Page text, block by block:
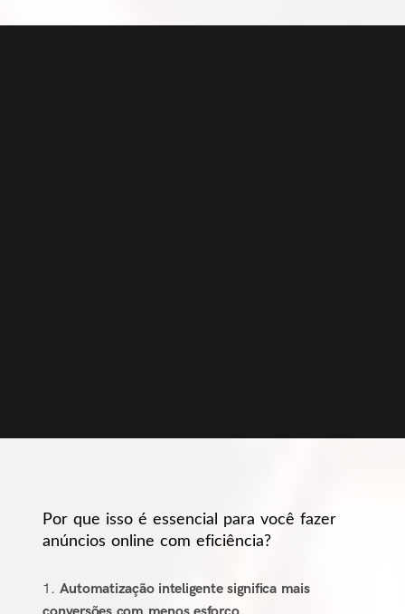
Por que isso é essencial para você fazer
anúncios online com eficiência?
Automatização inteligente significa mais